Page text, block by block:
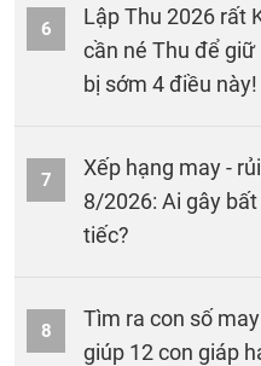
6
Lập Thu 2026 rất
cần né Thu để giữ
bị sớm 4 điều này!
7
Xếp hạng may -
8/2026: Ai gây
tiếc?
8
Tìm ra con số
giúp 12 con giáp